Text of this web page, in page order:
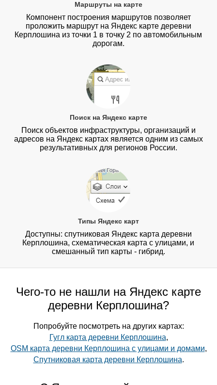
Маршруты на карте
Компонент построения маршрутов позволяет
проложить маршрут на Яндекс карте деревни
Керплошина из точки 1 в точку 2 по автомобильным
дорогам.
Поиск на Яндекс карте
Поиск объектов инфраструктуры, организаций и
адресов на Яндекс картах является одним из самых
результативных для регионов России.
Типы Яндекс карт
Доступны: спутниковая Яндекс карта деревни
Керплошина, схематическая карта с улицами, и
смешанный тип карты - гибрид.
Чего-то не нашли на Яндекс карте
деревни Керплошина?
Попробуйте посмотреть на других картах:
Гугл карта деревни Керплошина,
OSM карта деревни Керплошина с улицами и домами,
Спутниковая карта деревни Керплошина.